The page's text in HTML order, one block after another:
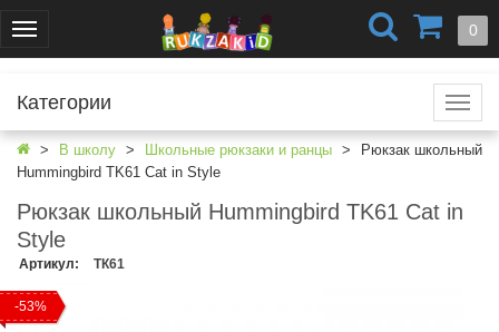
Меню 0
+7 (499) 404-0550
г. Москва
+7 (812) 424-4251
Категории
В школу Школьные рюкзаки и ранцы
Рюкзак школьный
Hummingbird TK61 Cat in Style
Рюкзак школьный Hummingbird TK61 Cat in
Style
Артикул: ТК61
-53%